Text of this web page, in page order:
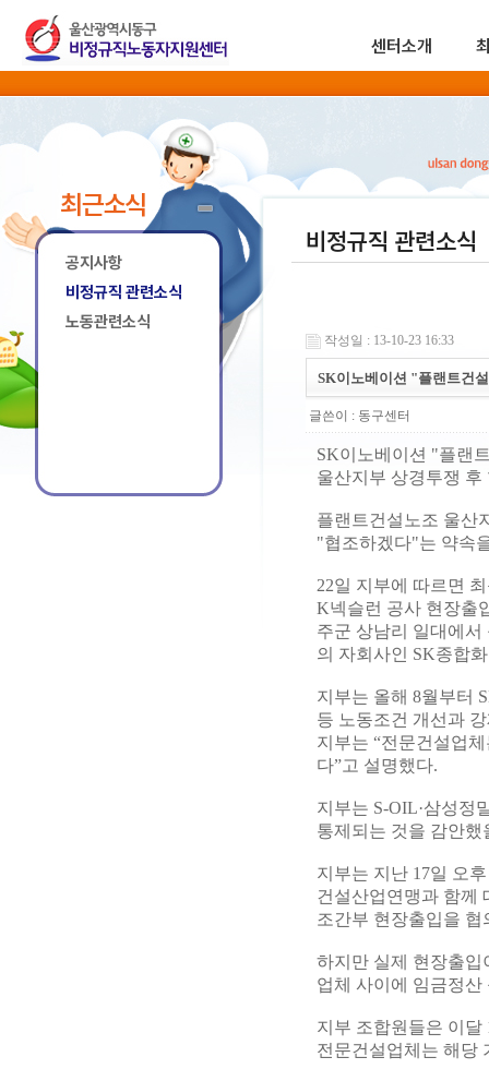
센터소개
최근소식
공지사항
비정규직 관련소식
노동관련소식
비정규직 관련소식
작성일 : 13-10-23 16:33
SK이노베이션 "플랜트건
글쓴이 : 동구센터
SK이노베이션 "플랜
울산지부 상경투쟁
플랜트건설노조 울산
"협조하겠다"는 약속
22일 지부에 따르면
K넥슬런 공사 현장출
주군 상남리 일대에
의 자회사인 SK종합
지부는 올해 8월부터
등 노동조건 개선과
지부는 “전문건설업
다”고 설명했다.
지부는 S-OIL·삼성정
통제되는 것을 감안
지부는 지난 17일 오
건설산업연맹과 함께
조간부 현장출입을
하지만 실제 현장출입
업체 사이에 임금정
지부 조합원들은 이
전문건설업체는 해당